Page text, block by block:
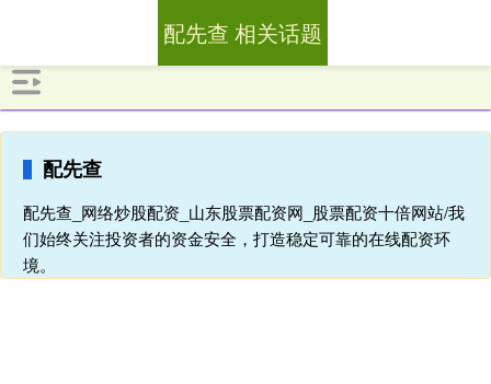
配先查
配先查_网络炒股配资_山东股票配资网_股票配资十倍网站/我
们始终关注投资者的资金安全，打造稳定可靠的在线配资环
境。
配先查 相关话题